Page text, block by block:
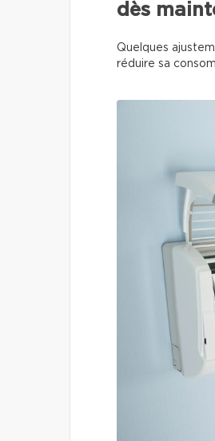
dès
Quelques
réduire sa